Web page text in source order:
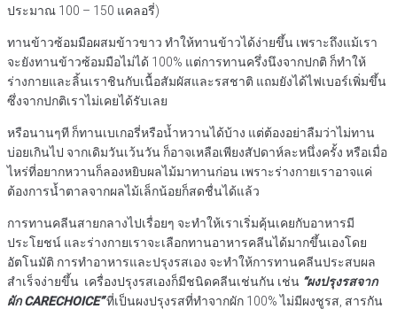
ประมาณ 100 – 150 แคลอรี่)
ทานข้าวซ้อมมือผสมข้าวขาว ทำให้ทานข้าวได้ง่ายขึ้น เพราะถึงแม้เรา
จะยังทานข้าวซ้อมมือไม่ได้ 100% แต่การทานครึ่งนึงจากปกติ ก็ทำให้
ร่างกายและลิ้นเราชินกับเนื้อสัมผัสและรสชาติ แถมยังได้ไฟเบอร์เพิ่มขึ้น
ซึ่งจากปกติเราไม่เคยได้รับเลย
หรือนานๆที ก็ทานเบเกอรี่หรือน้ำหวานได้บ้าง แต่ต้องอย่าลืมว่าไม่ทาน
บ่อยเกินไป จากเดิมวันเว้นวัน ก็อาจเหลือเพียงสัปดาห์ละหนึ่งครั้ง หรือเมื่อ
ไหร่ที่อยากหวานก็ลองหยิบผลไม้มาทานก่อน เพราะร่างกายเราอาจแค่
ต้องการน้ำตาลจากผลไม้เล็กน้อยก็สดชื่นได้แล้ว
การทานคลีนสายกลางไปเรื่อยๆ จะทำให้เราเริ่มคุ้นเคยกับอาหารมี
ประโยชน์ และร่างกายเราจะเลือกทานอาหารคลีนได้มากขึ้นเองโดย
อัตโนมัติ การทำอาหารและปรุงรสเอง จะทำให้การทานคลีนประสบผล
สำเร็จง่ายขึ้น เครื่องปรุงรสเองก็มีชนิดคลีนเช่นกัน เช่น “ผงปรุงรสจาก
ผัก CARECHOICE”ที่เป็นผงปรุงรสที่ทำจากผัก 100% ไม่มีผงชูรส, สารกัน